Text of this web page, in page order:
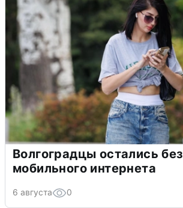
Волгоградцы остались без
мобильного интернета
6 августа 0